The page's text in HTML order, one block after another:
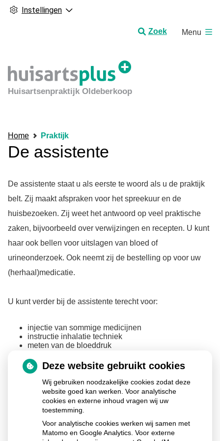
Instellingen
Zoek
Huisartsenpraktijk Oldeberkoop
Menu
Home Praktijk
De assistente
De assistente staat u als eerste te woord als u de praktijk
belt. Zij maakt afspraken voor het spreekuur en de
huisbezoeken. Zij weet het antwoord op veel praktische
zaken, bijvoorbeeld over verwijzingen en recepten. U kunt
haar ook bellen voor uitslagen van bloed of
urineonderzoek. Ook neemt zij de bestelling op voor uw
(herhaal)medicatie.
U kunt verder bij de assistente terecht voor:
injectie van sommige medicijnen
instructie inhalatie techniek
meten van de bloeddruk
zwangerschapstest
wonden verbinden
hechtingen verwijderen
oren uitspuiten
aanstippen van wratten
voor haar spreekuur.
Deze website gebruikt cookies
Wij gebruiken noodzakelijke cookies zodat deze
website goed kan werken. Voor analytische
cookies en externe inhoud vragen wij uw
toestemming.
Voor analytische cookies werken wij samen met
Matomo en Google Analytics. Voor externe